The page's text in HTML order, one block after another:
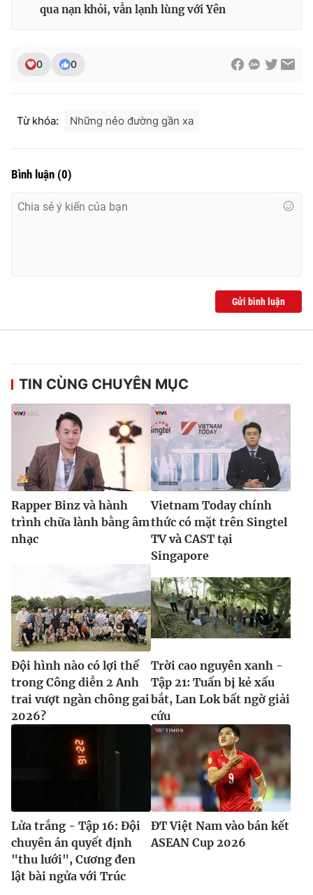
qua nạn khỏi, vẫn lạnh lùng với Yên
0 0
Từ khóa: Những nẻo đường gần xa
Bình luận (0)
Gửi bình luận
TIN CÙNG CHUYÊN MỤC
Rapper Binz và hành
trình chữa lành bằng âm
nhạc
Vietnam Today chính
thức có mặt trên Singtel
TV và CAST tại
Singapore
Đội hình nào có lợi thế
trong Công diễn 2 Anh
trai vượt ngàn chông gai
2026?
Trời cao nguyên xanh -
Tập 21: Tuấn bị kẻ xấu
bắt, Lan Lok bất ngờ giải
cứu
Lửa trắng - Tập 16: Đội
chuyên án quyết định
"thu lưới", Cương đen
lật bài ngửa với Trúc
ĐT Việt Nam vào bán kết
ASEAN Cup 2026